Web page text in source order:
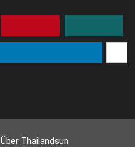
Über Thailandsun